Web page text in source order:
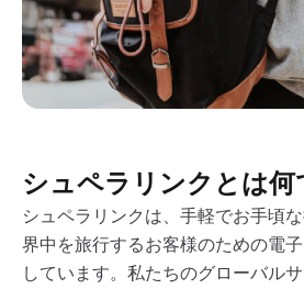
シュペラリンクとは何
シュペラリンクは、手軽でお手頃
界中を旅行するお客様のための電
しています。私たちのグローバル